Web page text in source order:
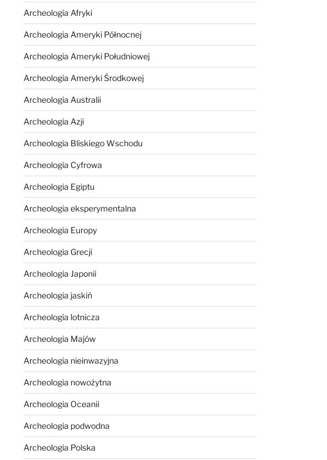
Archeologia Afryki
Archeologia Ameryki Północnej
Archeologia Ameryki Południowej
Archeologia Ameryki Środkowej
Archeologia Australii
Archeologia Azji
Archeologia Bliskiego Wschodu
Archeologia Cyfrowa
Archeologia Egiptu
Archeologia eksperymentalna
Archeologia Europy
Archeologia Grecji
Archeologia Japonii
Archeologia jaskiń
Archeologia lotnicza
Archeologia Majów
Archeologia nieinwazyjna
Archeologia nowożytna
Archeologia Oceanii
Archeologia podwodna
Archeologia Polska